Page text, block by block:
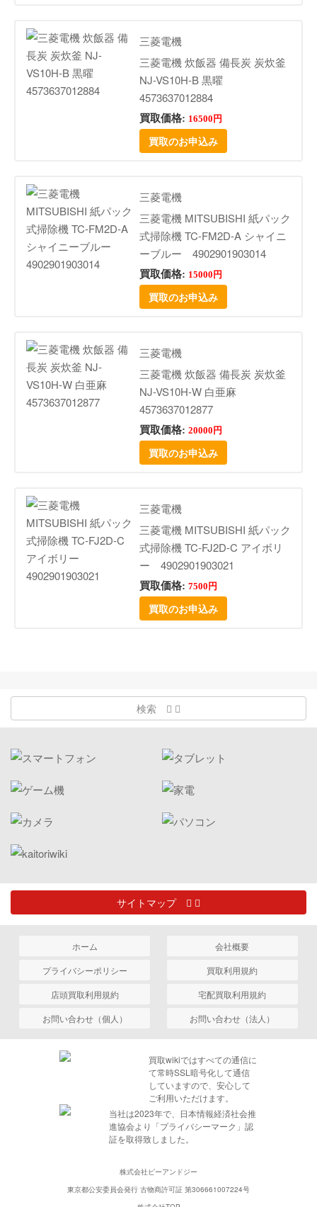
三菱電機
三菱電機 炊飯器 備長炭 炭炊釜
NJ-VS10H-B 黒曜
4573637012884
買取価格: 16500円
買取のお申込み
三菱電機
三菱電機 MITSUBISHI 紙パック
式掃除機 TC-FM2D-A シャイニ
ーブルー 4902901903014
買取価格: 15000円
買取のお申込み
三菱電機
三菱電機 炊飯器 備長炭 炭炊釜
NJ-VS10H-W 白亜麻
4573637012877
買取価格: 20000円
買取のお申込み
三菱電機
三菱電機 MITSUBISHI 紙パック
式掃除機 TC-FJ2D-C アイボリ
ー 4902901903021
買取価格: 7500円
買取のお申込み
検索
サイトマップ
ホーム
会社概要
プライバシーポリシー
買取利用規約
店頭買取利用規約
宅配買取利用規約
お問い合わせ（個人）
お問い合わせ（法人）
買取wikiではすべての通信に
て常時SSL暗号化して通信
していますので、安心して
ご利用いただけます。
当社は2023年で、日本情報経済社会推
進協会より「プライバシーマーク」認
証を取得致しました。
株式会社ピーアンドジー
東京都公安委員会発行 古物商許可証 第306661007224号